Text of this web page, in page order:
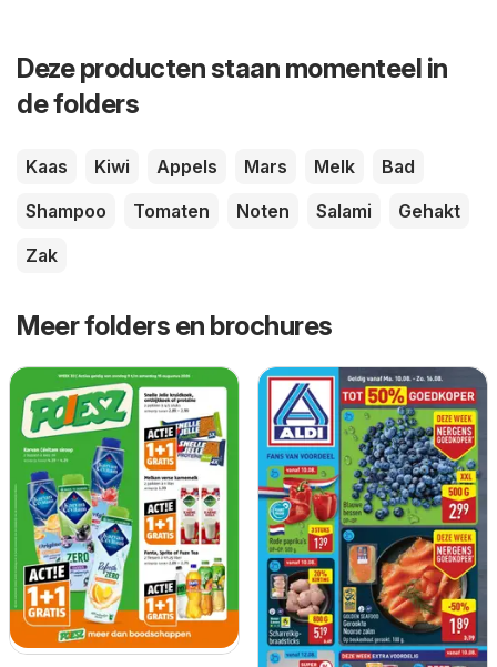
Deze producten staan momenteel in
de folders
Kaas Kiwi Appels Mars Melk
Bad
Shampoo
Tomaten Noten Salami
Gehakt
Zak
Meer folders en brochures